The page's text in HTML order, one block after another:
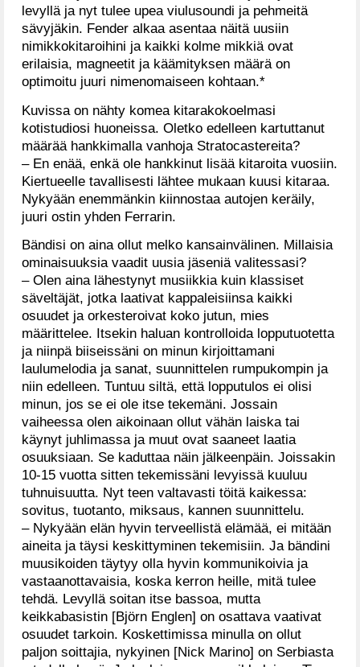
levyllä ja nyt tulee upea viulusoundi ja pehmeitä
sävyjäkin. Fender alkaa asentaa näitä uusiin
nimikkokitaroihini ja kaikki kolme mikkiä ovat
erilaisia, magneetit ja käämityksen määrä on
optimoitu juuri nimenomaiseen kohtaan.*
Kuvissa on nähty komea kitarakokoelmasi
kotistudiosi huoneissa. Oletko edelleen kartuttanut
määrää hankkimalla vanhoja Stratocastereita?
– En enää, enkä ole hankkinut lisää kitaroita vuosiin.
Kiertueelle tavallisesti lähtee mukaan kuusi kitaraa.
Nykyään enemmänkin kiinnostaa autojen keräily,
juuri ostin yhden Ferrarin.
Bändisi on aina ollut melko kansainvälinen. Millaisia
ominaisuuksia vaadit uusia jäseniä valitessasi?
– Olen aina lähestynyt musiikkia kuin klassiset
säveltäjät, jotka laativat kappaleisiinsa kaikki
osuudet ja orkesteroivat koko jutun, mies
määrittelee. Itsekin haluan kontrolloida lopputuotetta
ja niinpä biiseissäni on minun kirjoittamani
laulumelodia ja sanat, suunnittelen rumpukompin ja
niin edelleen. Tuntuu siltä, että lopputulos ei olisi
minun, jos se ei ole itse tekemäni. Jossain
vaiheessa olen aikoinaan ollut vähän laiska tai
käynyt juhlimassa ja muut ovat saaneet laatia
osuuksiaan. Se kaduttaa näin jälkeenpäin. Joissakin
10-15 vuotta sitten tekemissäni levyissä kuuluu
tuhnuisuutta. Nyt teen valtavasti töitä kaikessa:
sovitus, tuotanto, miksaus, kannen suunnittelu.
– Nykyään elän hyvin terveellistä elämää, ei mitään
aineita ja täysi keskittyminen tekemisiin. Ja bändini
muusikoiden täytyy olla hyvin kommunikoivia ja
vastaanottavaisia, koska kerron heille, mitä tulee
tehdä. Levyllä soitan itse bassoa, mutta
keikkabasistin [Björn Englen] on osattava vaativat
osuudet tarkoin. Koskettimissa minulla on ollut
paljon soittajia, nykyinen [Nick Marino] on Serbiasta